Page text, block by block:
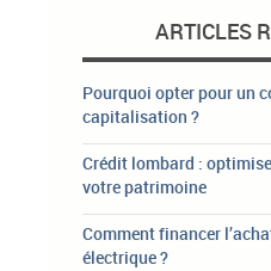
ARTICLES
Pourquoi opter pour un
capitalisation ?
Crédit lombard :
votre patrimoine
Comment financer
électrique ?